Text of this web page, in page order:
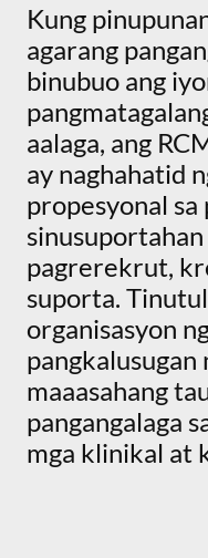
Kung
agarang
binubuo ang
aalaga, ang
ay naghahatid
propesyonal sa
pagrerekrut,
suporta.
organisasyon
pangkalusugan
maaasahang
pangangalaga
mga klinikal at